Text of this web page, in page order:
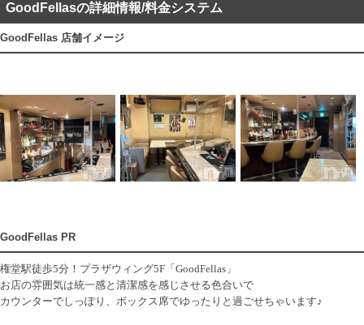
GoodFellasの詳細情報/料金システム
GoodFellas 店舗イメージ
GoodFellas PR
権堂駅徒歩5分！プラザウィング5F「GoodFellas」
お店の雰囲気は統一感と清潔感を感じさせる色合いで
カウンターでしっぽり、ボックス席でゆったりと過ごせちゃいます♪